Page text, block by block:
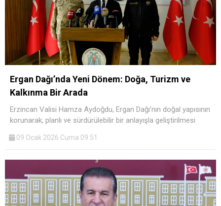
Ergan Dağı’nda Yeni Dönem: Doğa, Turizm ve
Kalkınma Bir Arada
Erzincan Valisi Hamza Aydoğdu, Ergan Dağı’nın doğal yapısının
korunarak, planlı ve sürdürülebilir bir anlayışla geliştirilmesi
09 Ocak 2026 Cuma 09:51